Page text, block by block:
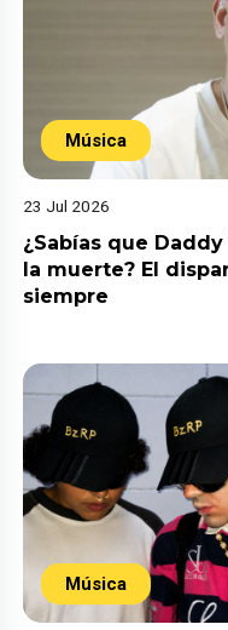
Música
23 Jul 2026
¿Sabías que
la muerte? El
siempre
Música